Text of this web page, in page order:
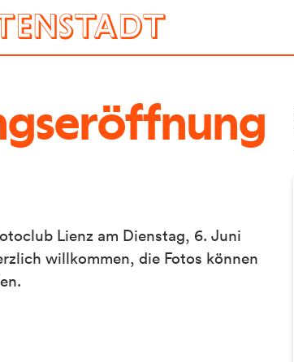
Lienz am Dienstag, 6. Juni
willkommen, die Fotos können